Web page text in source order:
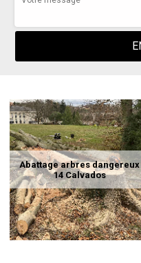
Abattage arbres dangereux
14 Calvados